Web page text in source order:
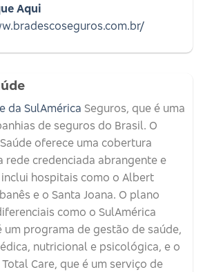
Aqui
da SulAmérica Seguros, que é uma
de seguros do Brasil. O
oferece uma cobertura
rede credenciada abrangente e
hospitais como o Albert
e o Santa Joana. O plano
como o SulAmérica
um programa de gestão de saúde,
nutricional e psicológica, e o
Care, que é um serviço de